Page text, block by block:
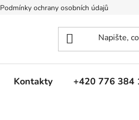
Podmínky ochrany osobních údajů
Kontakty +420 776 384